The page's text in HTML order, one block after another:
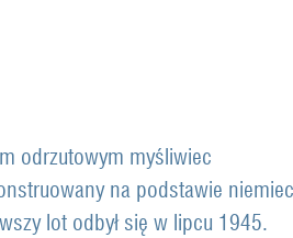
odrzutowym myśliwiec
na podstawie
lot odbył się w lipcu 1945.